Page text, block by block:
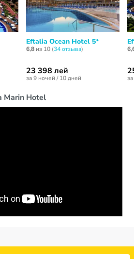
Marin Hotel
Eftalia Ocean Hotel 5*
6,8из 10 (34 отзывa)
23 398 лей
за 9 ночей / 10 дней